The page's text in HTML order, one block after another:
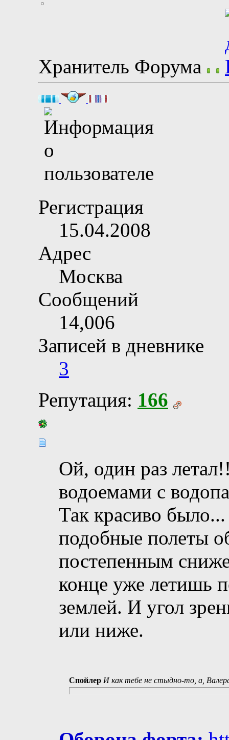
Хранитель Форума
Регистрация
15.04.2008
Адрес
Москва
Сообщений
14,006
Записей в дневнике
3
Репутация: 166
Ой, один раз
водоемами с
Так красиво
подобные полеты
постепенным
конце уже летишь
землей. И угол
или ниже.
Спойлер И как тебе не стыдно-то, а,